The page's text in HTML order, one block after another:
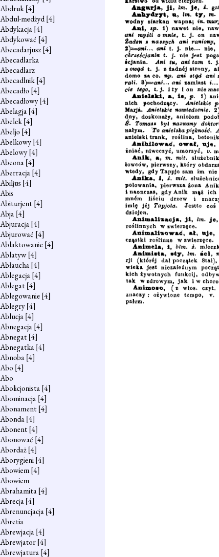
Abdruk[4]
Abdul-medżyd[4]
Abdykacja[4]
Abdykować [4]
Abecadarjusz[4]
Abecadlarka
Abecadlarz
Abecadlnik[4]
Abecadło [4]
Abecadłowy[4]
Abelagja[4]
Abelek[4]
Abeljo [4]
Abelkowy[4]
Abelowy[4]
Abeona[4]
Aberracja[4]
Abiljus [4]
Abis
Abiturjent[4]
Abja[4]
Abjuracja[4]
Abjurować [4]
Ablaktowanie [4]
Ablatyw[4]
Abłaucha[4]
Ablegacja[4]
Ablegat[4]
Ablegowanie [4]
Ablegry[4]
Ablucja[4]
Abnegacja[4]
Abnegat[4]
Abnegatka[4]
Abnoba[4]
Abo [4]
Abo
Abolicjonista[4]
Abominacja[4]
Abonament[4]
Abonda[4]
Abonent[4]
Abonować [4]
Abordaż[4]
Aborygieni[4]
Abowiem[4]
Abowiem
Abrahamita[4]
Abrecja[4]
Abrenuncjacja[4]
Abretia
Abrewjacja[4]
Abrewjator[4]
Abrewjatura[4]